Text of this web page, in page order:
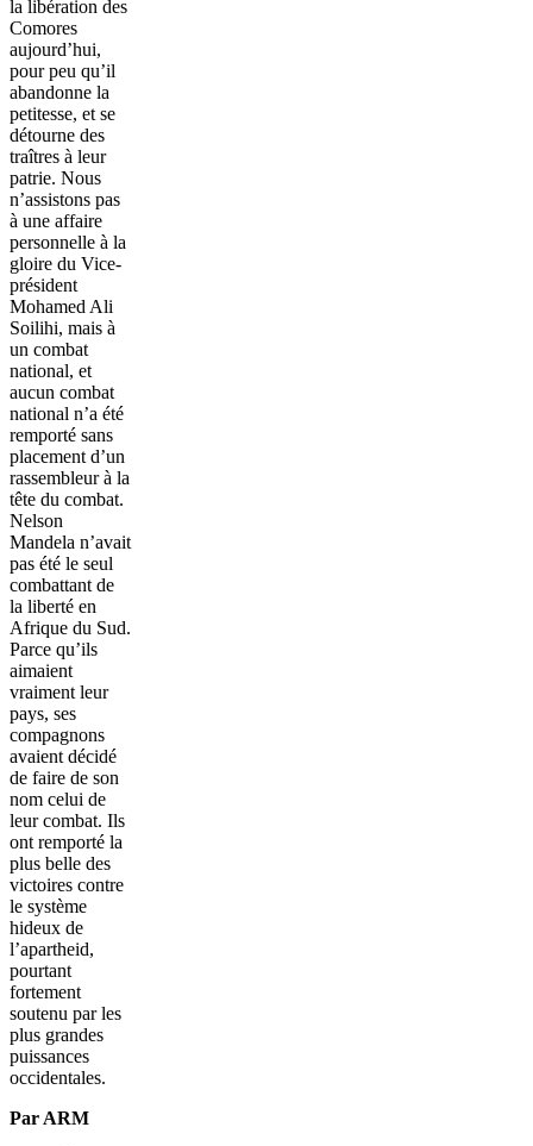
la libération des
Comores
aujourd’hui,
pour peu qu’il
abandonne la
petitesse, et se
détourne des
traîtres à leur
patrie. Nous
n’assistons pas
à une affaire
personnelle à la
gloire du Vice-
président
Mohamed Ali
Soilihi, mais à
un combat
national, et
aucun combat
national n’a été
remporté sans
placement d’un
rassembleur à la
tête du combat.
Nelson
Mandela n’avait
pas été le seul
combattant de
la liberté en
Afrique du Sud.
Parce qu’ils
aimaient
vraiment leur
pays, ses
compagnons
avaient décidé
de faire de son
nom celui de
leur combat. Ils
ont remporté la
plus belle des
victoires contre
le système
hideux de
l’apartheid,
pourtant
fortement
soutenu par les
plus grandes
puissances
occidentales.
Par ARM